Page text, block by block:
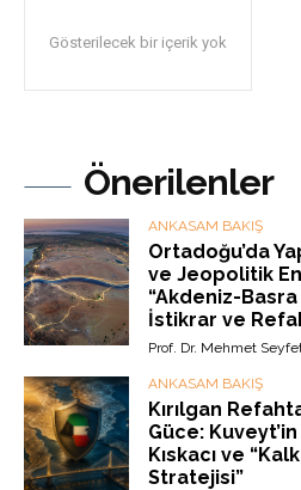
Gösterilecek bir içerik yok
Önerilenler
ANKASAM BAKIŞ
Ortadoğu’da
ve Jeopolitik
“Akdeniz-
İstikrar ve
Prof. Dr. Mehmet
ANKASAM BAKIŞ
Kırılgan
Güce:
Kıskacı ve
Stratejisi”